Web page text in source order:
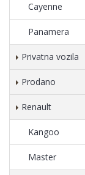
Cayenne
Panamera
Privatna vozila
Prodano
Renault
Kangoo
Master